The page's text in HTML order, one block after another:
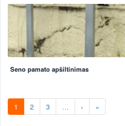
Seno pamato apšiltinimas
1 2 3 … › »